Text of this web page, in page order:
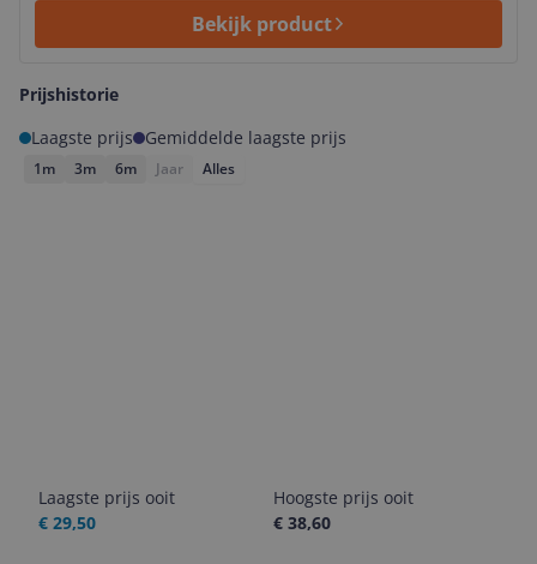
Bekijk product
Prijshistorie
Laagste prijs
Gemiddelde laagste prijs
1m 3m 6m Jaar Alles
Laagste prijs ooit
€ 29,50
Hoogste prijs ooit
€ 38,60